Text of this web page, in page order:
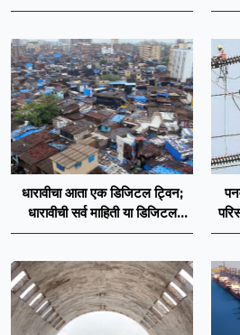
२०२६च्या यादीत स्थान
धारावीचा आता एक डिजिटल ट्विन;
धारावीची सर्व माहिती या डिजिटल
ट्विनमध्ये जतन